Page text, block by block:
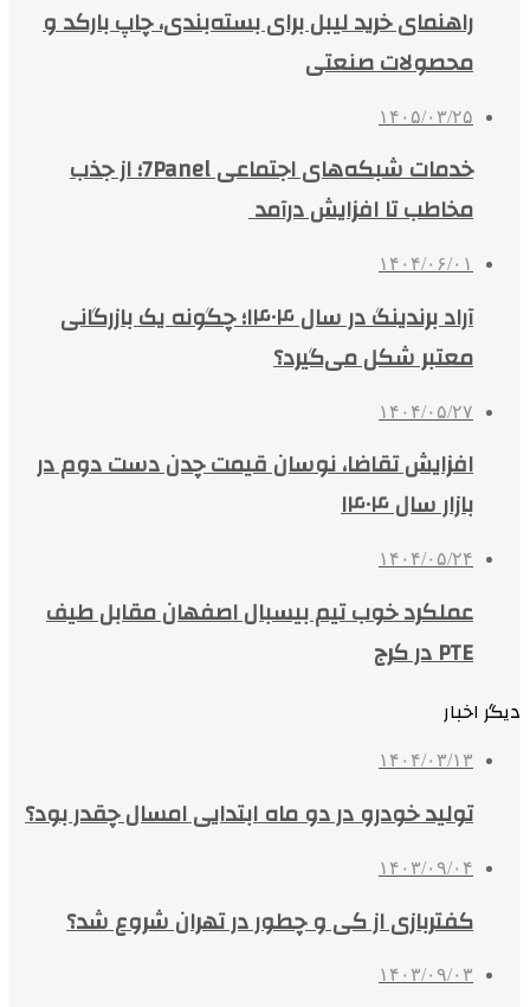
راهنمای خرید لیبل برای بسته‌بندی، چاپ بارکد و
محصولات صنعتی
۱۴۰۵/۰۳/۲۵
خدمات شبکه‌های اجتماعی 7Panel؛ از جذب
مخاطب تا افزایش درآمد
۱۴۰۴/۰۶/۰۱
آراد برندینگ در سال ۱۴۰۴؛ چگونه یک بازرگانی
معتبر شکل می‌گیرد؟
۱۴۰۴/۰۵/۲۷
افزایش تقاضا، نوسان قیمت چدن دست دوم در
بازار سال ۱۴۰۴
۱۴۰۴/۰۵/۲۴
عملکرد خوب تیم بیسبال اصفهان مقابل طیف
PTE در کرج
دیگر اخبار
۱۴۰۴/۰۳/۱۳
تولید خودرو در دو ماه ابتدایی امسال چقدر بود؟
۱۴۰۳/۰۹/۰۴
کفتربازی از کی و چطور در تهران شروع شد؟
۱۴۰۳/۰۹/۰۳